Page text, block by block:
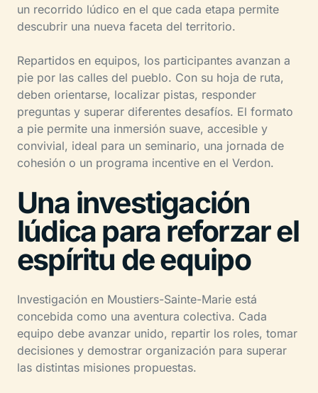
un recorrido lúdico en el que cada etapa permite
descubrir una nueva faceta del territorio.
Repartidos en equipos, los participantes avanzan a
pie por las calles del pueblo. Con su hoja de ruta,
deben orientarse, localizar pistas, responder
preguntas y superar diferentes desafíos. El formato
a pie permite una inmersión suave, accesible y
convivial, ideal para un seminario, una jornada de
cohesión o un programa incentive en el Verdon.
Una investigación
lúdica para reforzar el
espíritu de equipo
Investigación en Moustiers-Sainte-Marie está
concebida como una aventura colectiva. Cada
equipo debe avanzar unido, repartir los roles, tomar
decisiones y demostrar organización para superar
las distintas misiones propuestas.